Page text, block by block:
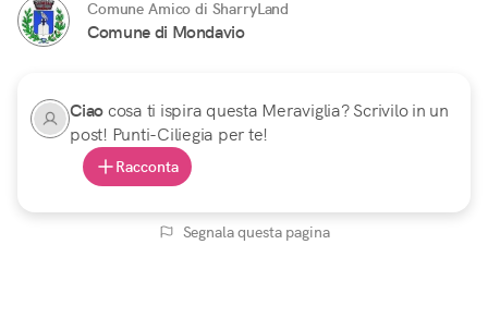
Comune Amico di SharryLand
Comune di Mondavio
Ciaocosa ti ispira questa Meraviglia? Scrivilo in un
post! Punti-Ciliegia per te!
Racconta
Segnala questa pagina